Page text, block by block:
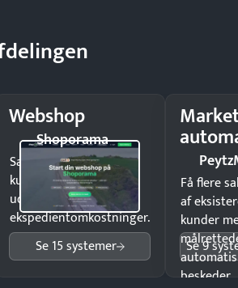
Webshop
Shoporama
Sælg produkter 24/7 til
kunder i hele landet
uden
ekspedientomkostninger.
Se 15 systemer
Få flere
af
kunder
beskeder.
Se 9